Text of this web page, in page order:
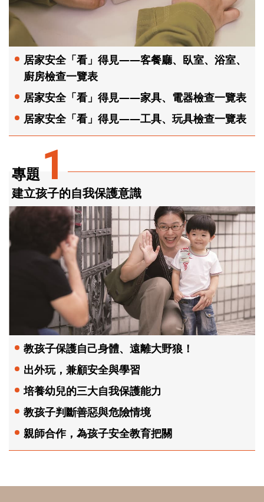
專題 1
建立孩子的自我保護意識
教孩子保護自己身體、遠離大野狼！
出外玩，兼顧安全與學習
培養幼兒的三大自我保護能力
教孩子判斷善惡與危險情境
親師合作，為孩子安全教育把關
居家安全「看」得見——客餐廳、臥室、浴室、
廚房檢查一覽表
居家安全「看」得見——家具、電器檢查一覽表
居家安全「看」得見——工具、玩具檢查一覽表